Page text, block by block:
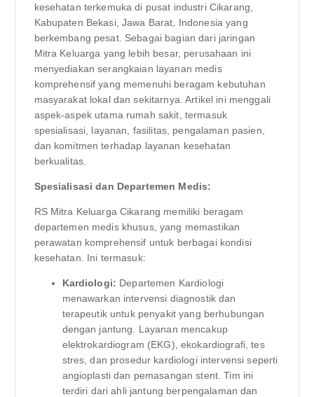
kesehatan terkemuka di pusat industri Cikarang,
Kabupaten Bekasi, Jawa Barat, Indonesia yang
berkembang pesat. Sebagai bagian dari jaringan
Mitra Keluarga yang lebih besar, perusahaan ini
menyediakan serangkaian layanan medis
komprehensif yang memenuhi beragam kebutuhan
masyarakat lokal dan sekitarnya. Artikel ini menggali
aspek-aspek utama rumah sakit, termasuk
spesialisasi, layanan, fasilitas, pengalaman pasien,
dan komitmen terhadap layanan kesehatan
berkualitas.
Spesialisasi dan Departemen Medis:
RS Mitra Keluarga Cikarang memiliki beragam
departemen medis khusus, yang memastikan
perawatan komprehensif untuk berbagai kondisi
kesehatan. Ini termasuk:
Kardiologi: Departemen Kardiologi
menawarkan intervensi diagnostik dan
terapeutik untuk penyakit yang berhubungan
dengan jantung. Layanan mencakup
elektrokardiogram (EKG), ekokardiografi, tes
stres, dan prosedur kardiologi intervensi seperti
angioplasti dan pemasangan stent. Tim ini
terdiri dari ahli jantung berpengalaman dan